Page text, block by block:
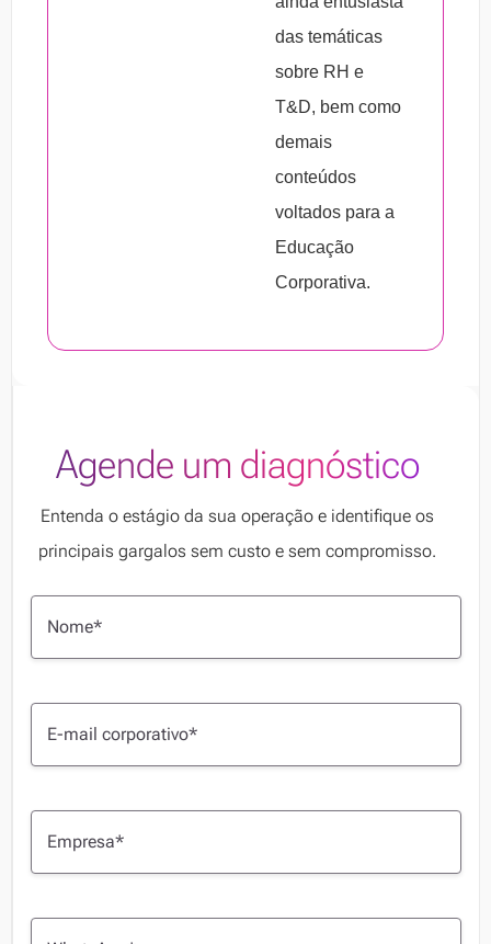
Estabelecimento de melhorias:é
necessário estudar as competências
individuais de cada colaborador e elaborar
projetos de estruturação e manutenção do
das temáticas
sobre RH e
T&D, bem como
demais
conteúdos
voltados para a
Educação
Corporativa.
Agende um diagnóstico
Entenda o estágio da sua operação e identifique os
principais gargalos sem custo e sem compromisso.